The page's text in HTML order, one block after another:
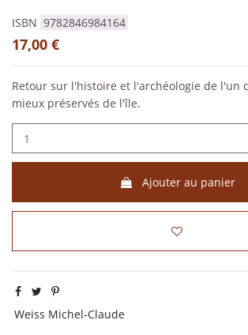
ISBN 9782846984164
17,00 €
Retour sur l'histoire et l'archéologie de l'un
mieux préservés de l'île.
Ajouter au panier
Weiss Michel-Claude